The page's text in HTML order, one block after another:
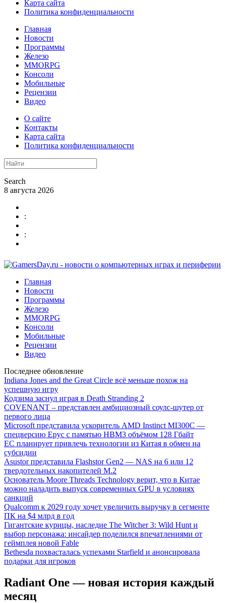
Карта сайта
Политика конфиденциальности
Главная
Новости
Программы
Железо
MMORPG
Консоли
Мобильные
Рецензии
Видео
О сайте
Контакты
Карта сайта
Политика конфиденциальности
Search
8 августа 2026
:
:
Главная
Новости
Программы
Железо
MMORPG
Консоли
Мобильные
Рецензии
Видео
Последнее обновление
Indiana Jones and the Great Circle всё меньше похож на
успешную игру
Кодзима заснул играя в Death Stranding 2
COVENANT – представлен амбициозный соулс-шутер от
первого лица
Microsoft представила ускоритель AMD Instinct MI300C —
спецверсию Epyc с памятью HBM3 объёмом 128 Гбайт
ЕС планирует привлечь технологии из Китая в обмен на
субсидии
Asustor представила Flashstor Gen2 — NAS на 6 или 12
твердотельных накопителей M.2
Основатель Moore Threads Technology верит, что в Китае
можно наладить выпуск современных GPU в условиях
санкций
Qualcomm к 2029 году хочет увеличить выручку в сегменте
ПК на $4 млрд в год
Гигантские курицы, наследие The Witcher 3: Wild Hunt и
выбор персонажа: инсайдер поделился впечатлениями от
геймплея новой Fable
Bethesda похвасталась успехами Starfield и анонсировала
подарки для игроков
Radiant One — новая история каждый
месяц